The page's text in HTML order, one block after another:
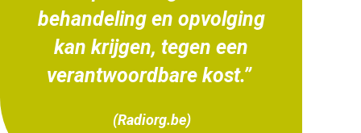
(Radiorg.be)
behandeling en opvolging
kan krijgen, tegen een
verantwoordbare kost.”